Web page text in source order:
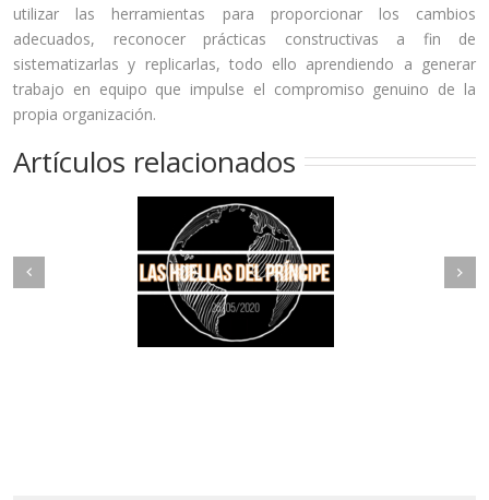
utilizar las herramientas para proporcionar los cambios
adecuados, reconocer prácticas constructivas a fin de
sistematizarlas y replicarlas, todo ello aprendiendo a generar
trabajo en equipo que impulse el compromiso genuino de la
propia organización.
Artículos relacionados